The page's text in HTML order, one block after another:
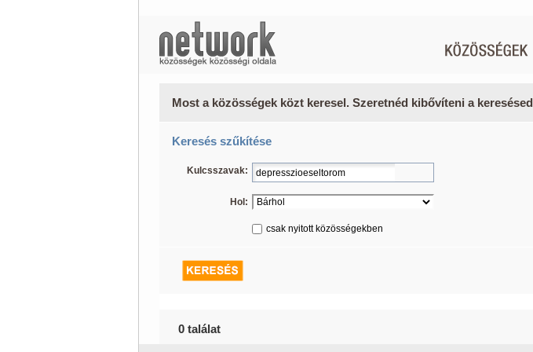
Most a közösségek közt keresel. Szeretnéd kibővíteni a keresésed
Keresés szűkítése
Kulcsszavak:
Hol:
csak nyitott közösségekben
0 találat